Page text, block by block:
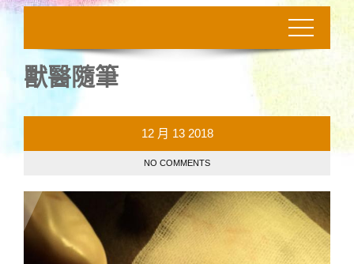
獸醫隨筆
12 月 13 2018
NO COMMENTS